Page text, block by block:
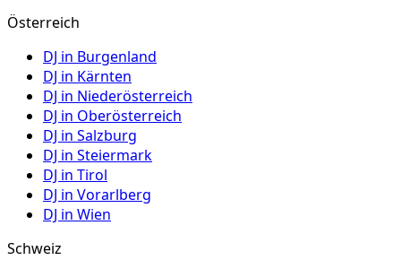
Österreich
DJ in Burgenland
DJ in Kärnten
DJ in Niederösterreich
DJ in Oberösterreich
DJ in Salzburg
DJ in Steiermark
DJ in Tirol
DJ in Vorarlberg
DJ in Wien
Schweiz